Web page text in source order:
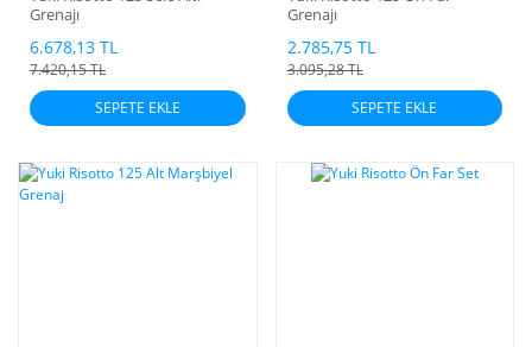
Grenajı
6.678,13 TL
7.420,15 TL
SEPETE EKLE
Grenajı
2.785,75 TL
3.095,28 TL
SEPETE EKLE